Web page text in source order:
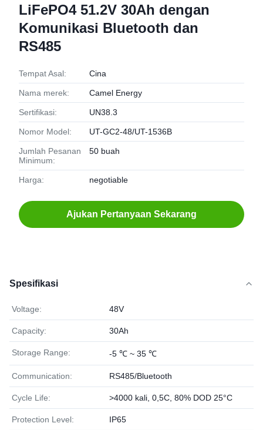
LiFePO4 51.2V 30Ah dengan
Komunikasi Bluetooth dan
RS485
Tempat Asal: Cina
Nama merek: Camel Energy
Sertifikasi: UN38.3
Nomor Model: UT-GC2-48/UT-1536B
Jumlah Pesanan
Minimum:
50 buah
Harga: negotiable
Ajukan Pertanyaan Sekarang
Spesifikasi
Voltage: 48V
Capacity: 30Ah
Storage Range: -5 ℃ ~ 35 ℃
Communication: RS485/Bluetooth
Cycle Life: >4000 kali, 0,5C, 80% DOD 25°C
Protection Level: IP65